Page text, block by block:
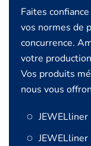
Faites
vos normes de
concurrence.
votre
Vos produits
nous vous
JEWELliner
JEWELliner